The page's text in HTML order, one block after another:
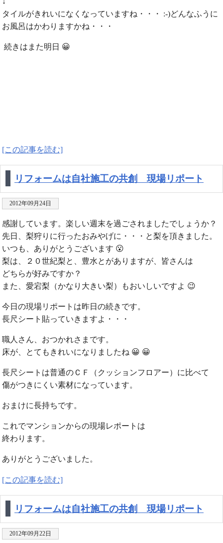
タイルがきれいになくなっていますね・・・ :-)どんなふうに
お風呂はかわりますかね・・・
続きはまた明日 😀
[この記事を読む]
リフォームは自社施工の共創 現場リポート
2012年09月24日
感謝しています。楽しい週末を過ごされましたでしょうか？
先日、梨狩りに行ったおみやげに・・・と梨を頂きました。
いつも、ありがとうございます 😮
梨は、２０世紀梨と、豊水とがありますが、皆さんは
どちらが好みですか？
また、愛宕梨（かなり大きい梨）もおいしいですよ 😉
今日の現場リポートは昨日の続きです。
長尺シート貼っていきますよ・・・
職人さん、おつかれさまです。
床が、とてもきれいになりましたね 😀 😀
長尺シートは普通のＣＦ（クッションフロアー）に比べて
傷がつきにくい素材になっています。
おまけに長持ちです。
これでマンションからの現場レポートは
終わります。
ありがとうございました。
[この記事を読む]
リフォームは自社施工の共創 現場リポート
2012年09月22日